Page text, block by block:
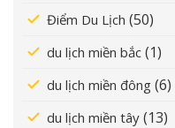
Điểm Du Lịch (50)
du lịch miền bắc (1)
du lịch miền đông (6)
du lịch miền tây (13)